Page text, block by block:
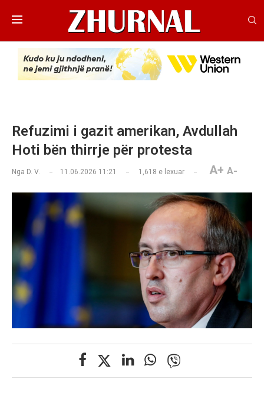
Refuzimi i gazit amerikan, Avdullah
Hoti bën thirrje për protesta
Nga D. V. 11.06.2026 11:21 1,618 e lexuar A+ A-